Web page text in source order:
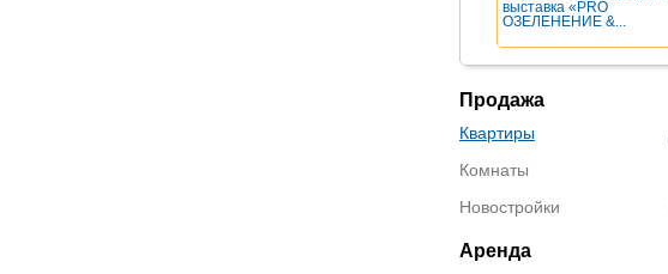
выставка «PRO
ОЗЕЛЕНЕНИЕ &...
Продажа
Квартиры
Комнаты
Новостройки
Аренда